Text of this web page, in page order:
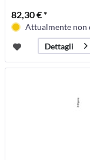
82,30 € *
Attualmente non
Dettagli